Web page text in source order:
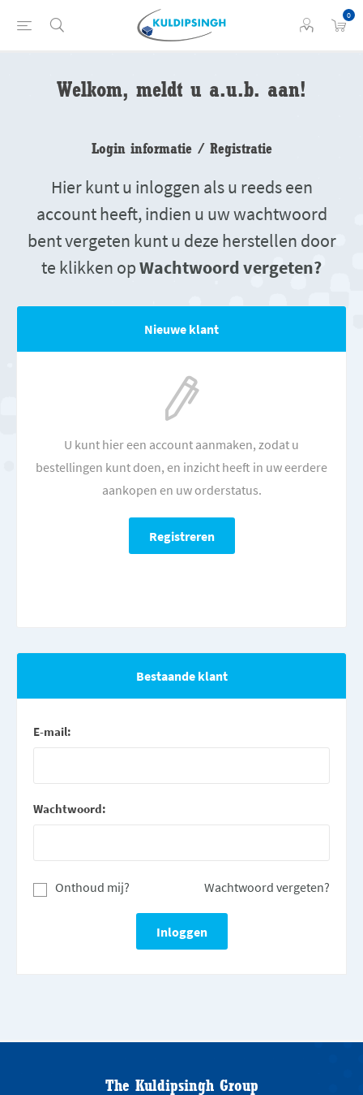
0
Welkom, meldt u a.u.b. aan!
Login informatie / Registratie
Hier kunt u inloggen als u reeds een
account heeft, indien u uw wachtwoord
bent vergeten kunt u deze herstellen door
te klikken opWachtwoord vergeten?
Nieuwe klant
U kunt hier een account aanmaken, zodat u
bestellingen kunt doen, en inzicht heeft in uw eerdere
aankopen en uw orderstatus.
Bestaande klant
E-mail:
Wachtwoord:
Wachtwoord vergeten?
Onthoud mij?
The Kuldipsingh Group